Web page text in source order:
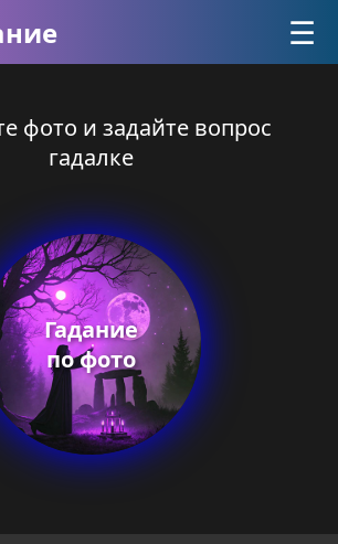
☰
фото и задайте вопрос
гадалке
Гадание
по фото